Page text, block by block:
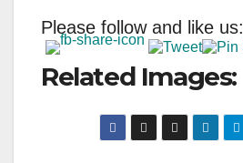
Please follow and like us:
Related Images: